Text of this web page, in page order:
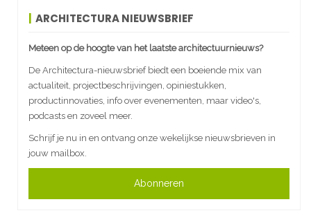
ARCHITECTURA NIEUWSBRIEF
Meteen op de hoogte van het laatste architectuurnieuws?
De Architectura-nieuwsbrief biedt een boeiende mix van
actualiteit, projectbeschrijvingen, opiniestukken,
productinnovaties, info over evenementen, maar video's,
podcasts en zoveel meer.
Schrijf je nu in en ontvang onze wekelijkse nieuwsbrieven in
jouw mailbox.
Abonneren